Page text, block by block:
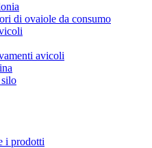
di ovaiole da consumo
avicoli
i prodotti